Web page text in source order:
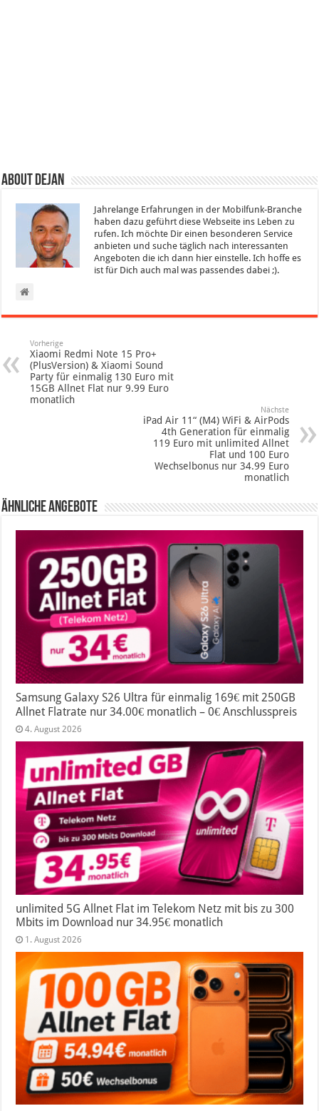
About Dejan
Jahrelange Erfahrungen in der Mobilfunk-Branche
haben dazu geführt diese Webseite ins Leben zu
rufen. Ich möchte Dir einen besonderen Service
anbieten und suche täglich nach interessanten
Angeboten die ich dann hier einstelle. Ich hoffe es
ist für Dich auch mal was passendes dabei ;).
Vorherige
Xiaomi Redmi Note 15 Pro+
(PlusVersion) & Xiaomi Sound
Party für einmalig 130 Euro mit
15GB Allnet Flat nur 9.99 Euro
monatlich
Nächste
iPad Air 11“ (M4) WiFi & AirPods
4th Generation für einmalig
119 Euro mit unlimited Allnet
Flat und 100 Euro
Wechselbonus nur 34.99 Euro
monatlich
Ähnliche Angebote
Samsung Galaxy S26 Ultra für einmalig 169€ mit 250GB
Allnet Flatrate nur 34.00€ monatlich – 0€ Anschlusspreis
4. August 2026
unlimited 5G Allnet Flat im Telekom Netz mit bis zu 300
Mbits im Download nur 34.95€ monatlich
1. August 2026